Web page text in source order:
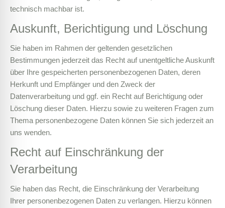
technisch machbar ist.
Auskunft, Berichtigung und Löschung
Sie haben im Rahmen der geltenden gesetzlichen
Bestimmungen jederzeit das Recht auf unentgeltliche Auskunft
über Ihre gespeicherten personenbezogenen Daten, deren
Herkunft und Empfänger und den Zweck der
Datenverarbeitung und ggf. ein Recht auf Berichtigung oder
Löschung dieser Daten. Hierzu sowie zu weiteren Fragen zum
Thema personenbezogene Daten können Sie sich jederzeit an
uns wenden.
Recht auf Einschränkung der
Verarbeitung
Sie haben das Recht, die Einschränkung der Verarbeitung
Ihrer personenbezogenen Daten zu verlangen. Hierzu können